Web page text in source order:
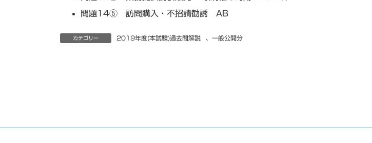
問題14⑤ 訪問購入・不招請勧誘 AB
カテゴリー 2019年度(本試験)過去問解説 、 一般公開分